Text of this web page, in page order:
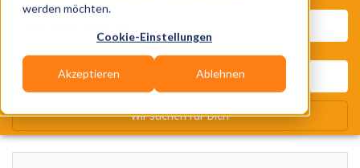
werden möchten.
Cookie-Einstellungen
Akzeptieren Ablehnen
Wir suchen für Dich